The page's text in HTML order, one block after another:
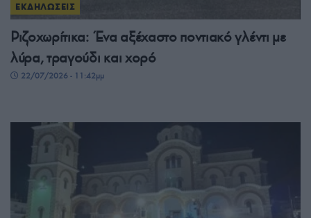
ΕΚΔΗΛΩΣΕΙΣ
Ριζοχωρίτικα: Ένα αξέχαστο ποντιακό γλέντι με
λύρα, τραγούδι και χορό
22/07/2026 - 11:42μμ